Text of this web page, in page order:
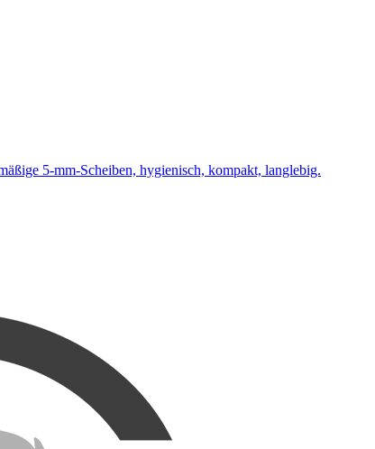
5-mm-Scheiben, hygienisch, kompakt, langlebig.